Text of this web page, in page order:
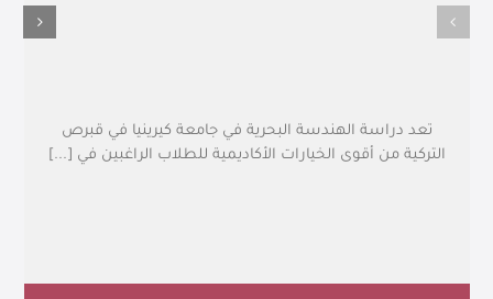
تعد دراسة الهندسة البحرية في جامعة كيرينيا في قبرص
التركية من أقوى الخيارات الأكاديمية للطلاب الراغبين في [...]